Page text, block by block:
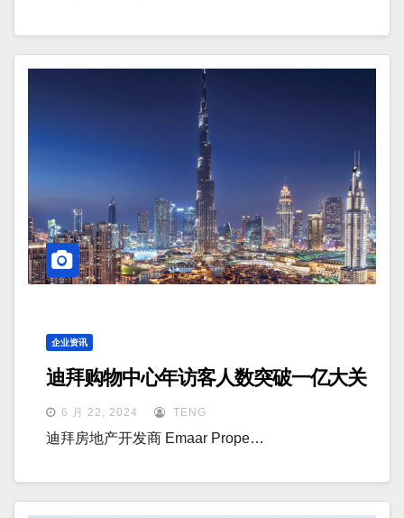
企业资讯
迪拜购物中心年访客人数突破一亿大关
6 月 22, 2024 TENG
迪拜房地产开发商 Emaar Prope…